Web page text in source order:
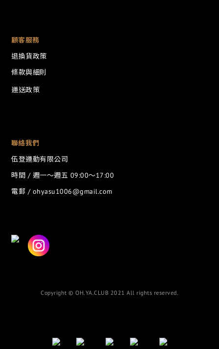
顧客服務
退換貨政策
條款與細則
運送政策
聯絡我們
伍登運動有限公司
時間 / 週一～週五 09:00～17:00
電郵 / ohyasu1006@gmail.com
Copyright © OH.YA.CLUB 2021 All rights reserved.